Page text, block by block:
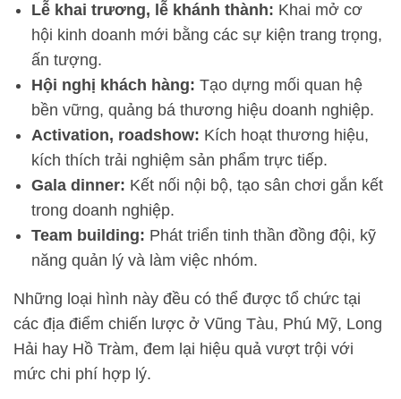
Lễ khai trương, lễ khánh thành: Khai mở cơ
hội kinh doanh mới bằng các sự kiện trang trọng,
ấn tượng.
Hội nghị khách hàng: Tạo dựng mối quan hệ
bền vững, quảng bá thương hiệu doanh nghiệp.
Activation, roadshow: Kích hoạt thương hiệu,
kích thích trải nghiệm sản phẩm trực tiếp.
Gala dinner: Kết nối nội bộ, tạo sân chơi gắn kết
trong doanh nghiệp.
Team building: Phát triển tinh thần đồng đội, kỹ
năng quản lý và làm việc nhóm.
Những loại hình này đều có thể được tổ chức tại
các địa điểm chiến lược ở Vũng Tàu, Phú Mỹ, Long
Hải hay Hồ Tràm, đem lại hiệu quả vượt trội với
mức chi phí hợp lý.